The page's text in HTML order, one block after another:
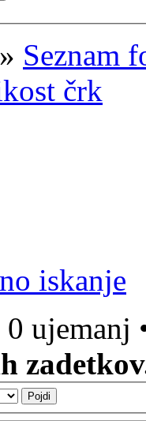
» Seznam
črk
iskanje
ujemanj